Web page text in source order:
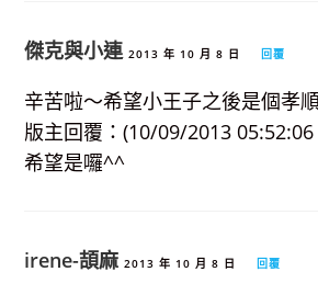
傑克與小連 2013 年 10 月 8 日 回覆
辛苦啦～希望小王子之後是個孝
版主回覆：(10/09/2013 05:52:06
希望是囉^^
irene-頡麻 2013 年 10 月 8 日 回覆